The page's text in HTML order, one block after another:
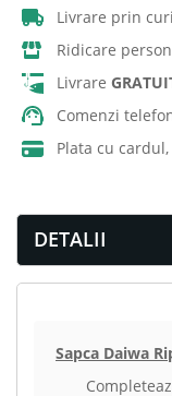
Livrare prin
Ridicare
Livrare
Comenzi
Plata cu
DETALII
Sapca Daiwa